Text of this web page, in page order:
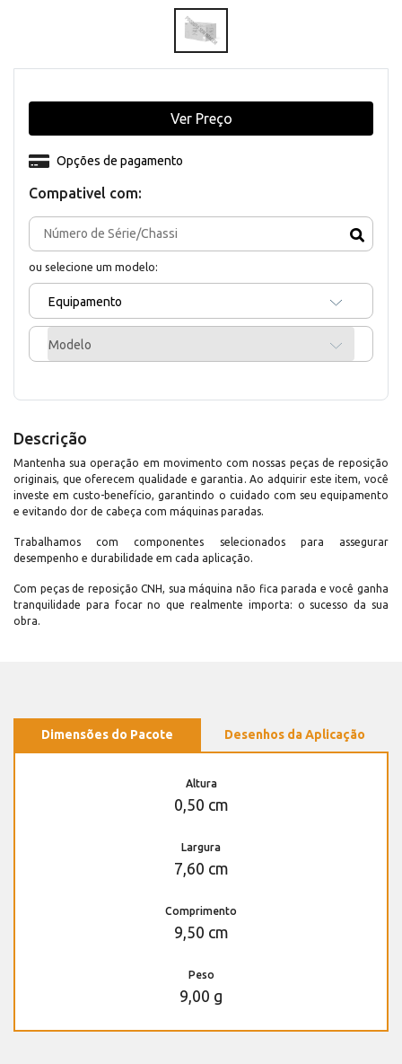
Compativel com:
ou selecione um modelo:
Equipamento
Modelo
Opções de pagamento
Ver Preço
Descrição
Mantenha sua operação em movimento com nossas peças de reposição
originais, que oferecem qualidade e garantia. Ao adquirir este item, você
investe em custo-benefício, garantindo o cuidado com seu equipamento
e evitando dor de cabeça com máquinas paradas.
Trabalhamos com componentes selecionados para assegurar
desempenho e durabilidade em cada aplicação.
Com peças de reposição CNH, sua máquina não fica parada e você ganha
tranquilidade para focar no que realmente importa: o sucesso da sua
obra.
Dimensões do Pacote Desenhos da Aplicação
Altura
0,50 cm
Largura
7,60 cm
Comprimento
9,50 cm
Peso
9,00 g